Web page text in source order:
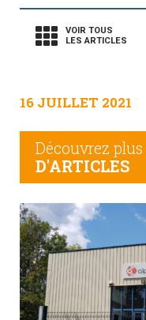
VOIR TOUS
LES ARTICLES
16 JUILLET 2021
Découvrez plus
D'ARTICLES